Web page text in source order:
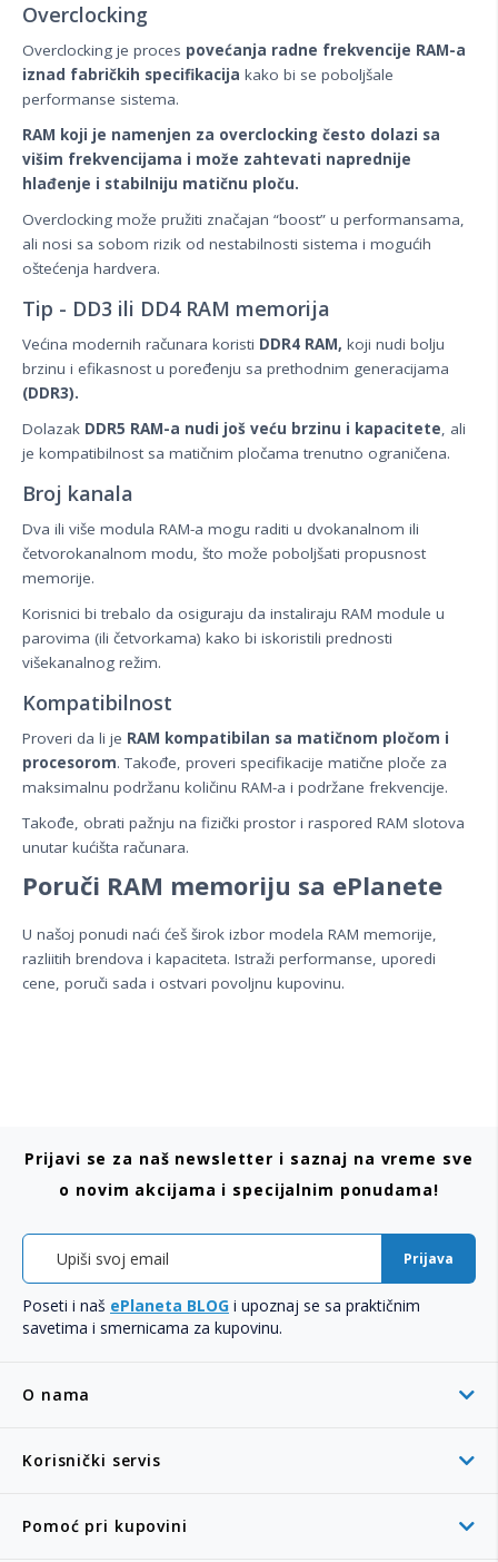
Overclocking
Overclocking je proces povećanja radne frekvencije RAM-a
iznad fabričkih specifikacija kako bi se poboljšale
performanse sistema.
RAM koji je namenjen za overclocking često dolazi sa
višim frekvencijama i može zahtevati naprednije
hlađenje i stabilniju matičnu ploču.
Overclocking može pružiti značajan “boost” u performansama,
ali nosi sa sobom rizik od nestabilnosti sistema i mogućih
oštećenja hardvera.
Tip - DD3 ili DD4 RAM memorija
Većina modernih računara koristi DDR4 RAM, koji nudi bolju
brzinu i efikasnost u poređenju sa prethodnim generacijama
(DDR3).
Dolazak DDR5 RAM-a nudi još veću brzinu i kapacitete, ali
je kompatibilnost sa matičnim pločama trenutno ograničena.
Broj kanala
Dva ili više modula RAM-a mogu raditi u dvokanalnom ili
četvorokanalnom modu, što može poboljšati propusnost
memorije.
Korisnici bi trebalo da osiguraju da instaliraju RAM module u
parovima (ili četvorkama) kako bi iskoristili prednosti
višekanalnog režim.
Kompatibilnost
Proveri da li je RAM kompatibilan sa matičnom pločom i
procesorom. Takođe, proveri specifikacije matične ploče za
maksimalnu podržanu količinu RAM-a i podržane frekvencije.
Takođe, obrati pažnju na fizički prostor i raspored RAM slotova
unutar kućišta računara.
Poruči RAM memoriju sa ePlanete
U našoj ponudi naći ćeš širok izbor modela RAM memorije,
razliitih brendova i kapaciteta. Istraži performanse, uporedi
cene, poruči sada i ostvari povoljnu kupovinu.
O nama
Korisnički servis
Pomoć pri kupovini
Prijavi se za naš newsletter i saznaj na vreme sve
o novim akcijama i specijalnim ponudama!
Prijava
Poseti i naš ePlaneta BLOG i upoznaj se sa praktičnim
savetima i smernicama za kupovinu.